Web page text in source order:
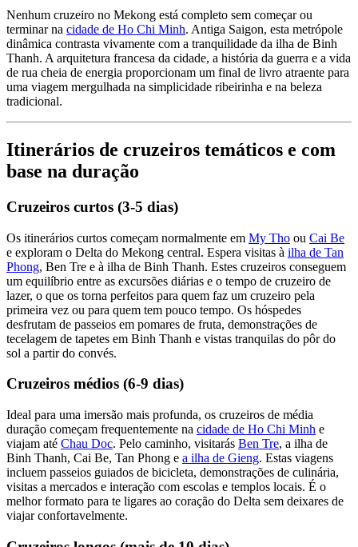
Nenhum cruzeiro no Mekong está completo sem começar ou
terminar na cidade de Ho Chi Minh. Antiga Saigon, esta metrópole
dinâmica contrasta vivamente com a tranquilidade da ilha de Binh
Thanh. A arquitetura francesa da cidade, a história da guerra e a vida
de rua cheia de energia proporcionam um final de livro atraente para
uma viagem mergulhada na simplicidade ribeirinha e na beleza
tradicional.
Itinerários de cruzeiros temáticos e com
base na duração
Cruzeiros curtos (3-5 dias)
Os itinerários curtos começam normalmente em My Tho ou Cai Be
e exploram o Delta do Mekong central. Espera visitas à ilha de Tan
Phong, Ben Tre e à ilha de Binh Thanh. Estes cruzeiros conseguem
um equilíbrio entre as excursões diárias e o tempo de cruzeiro de
lazer, o que os torna perfeitos para quem faz um cruzeiro pela
primeira vez ou para quem tem pouco tempo. Os hóspedes
desfrutam de passeios em pomares de fruta, demonstrações de
tecelagem de tapetes em Binh Thanh e vistas tranquilas do pôr do
sol a partir do convés.
Cruzeiros médios (6-9 dias)
Ideal para uma imersão mais profunda, os cruzeiros de média
duração começam frequentemente na cidade de Ho Chi Minh e
viajam até Chau Doc. Pelo caminho, visitarás Ben Tre, a ilha de
Binh Thanh, Cai Be, Tan Phong e a ilha de Gieng. Estas viagens
incluem passeios guiados de bicicleta, demonstrações de culinária,
visitas a mercados e interação com escolas e templos locais. É o
melhor formato para te ligares ao coração do Delta sem deixares de
viajar confortavelmente.